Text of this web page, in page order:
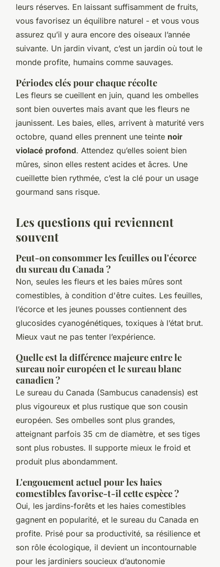
leurs réserves. En laissant suffisamment de fruits,
vous favorisez un équilibre naturel - et vous vous
assurez qu’il y aura encore des oiseaux l’année
suivante. Un jardin vivant, c’est un jardin où tout le
monde profite, humains comme sauvages.
Périodes clés pour chaque récolte
Les fleurs se cueillent en juin, quand les ombelles
sont bien ouvertes mais avant que les fleurs ne
jaunissent. Les baies, elles, arrivent à maturité vers
octobre, quand elles prennent une teinte noir
violacé profond. Attendez qu’elles soient bien
mûres, sinon elles restent acides et âcres. Une
cueillette bien rythmée, c’est la clé pour un usage
gourmand sans risque.
Les questions qui reviennent
souvent
Peut-on consommer les feuilles ou l'écorce
du sureau du Canada ?
Non, seules les fleurs et les baies mûres sont
comestibles, à condition d'être cuites. Les feuilles,
l’écorce et les jeunes pousses contiennent des
glucosides cyanogénétiques, toxiques à l’état brut.
Mieux vaut ne pas tenter l’expérience.
Quelle est la différence majeure entre le
sureau noir européen et le sureau blanc
canadien ?
Le sureau du Canada (Sambucus canadensis) est
plus vigoureux et plus rustique que son cousin
européen. Ses ombelles sont plus grandes,
atteignant parfois 35 cm de diamètre, et ses tiges
sont plus robustes. Il supporte mieux le froid et
produit plus abondamment.
L'engouement actuel pour les haies
comestibles favorise-t-il cette espèce ?
Oui, les jardins-forêts et les haies comestibles
gagnent en popularité, et le sureau du Canada en
profite. Prisé pour sa productivité, sa résilience et
son rôle écologique, il devient un incontournable
pour les jardiniers soucieux d’autonomie